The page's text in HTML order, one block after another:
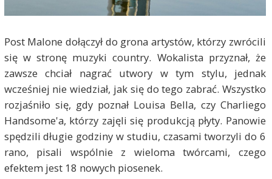
Post Malone dołączył do grona artystów, którzy zwrócili
się w stronę muzyki country. Wokalista przyznał, że
zawsze chciał nagrać utwory w tym stylu, jednak
wcześniej nie wiedział, jak się do tego zabrać. Wszystko
rozjaśniło się, gdy poznał Louisa Bella, czy Charliego
Handsome'a, którzy zajęli się produkcją płyty. Panowie
spędzili długie godziny w studiu, czasami tworzyli do 6
rano, pisali wspólnie z wieloma twórcami, czego
efektem jest 18 nowych piosenek.